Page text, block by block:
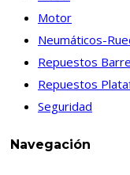
Motor
Neumáticos-
Repuestos
Repuestos
Seguridad
Navegación